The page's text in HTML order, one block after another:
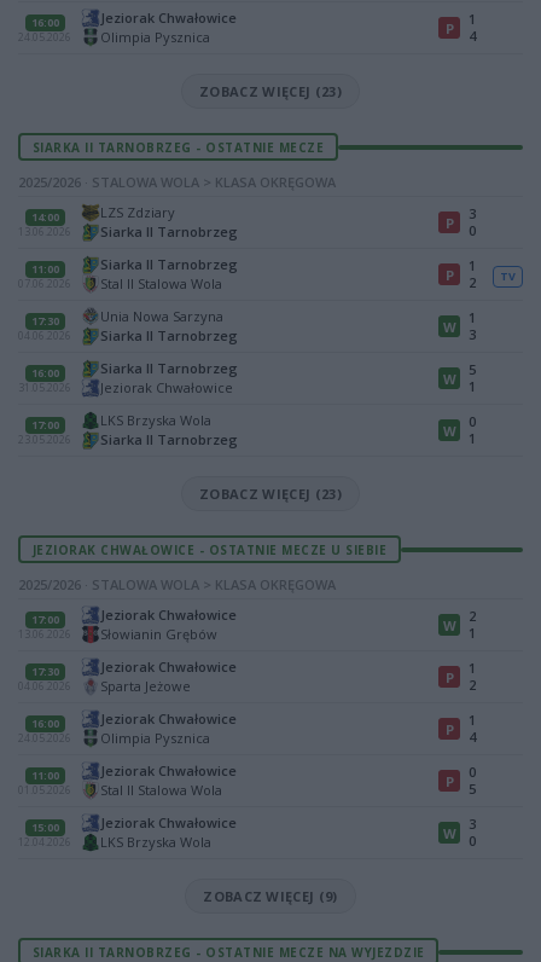
16:00
24.05.2026
Jeziorak Chwałowice
Olimpia Pysznica
P
1
4
ZOBACZ WIĘCEJ (23)
SIARKA II TARNOBRZEG - OSTATNIE MECZE
2025/2026 · STALOWA WOLA > KLASA OKRĘGOWA
14:00
13.06.2026
LZS Zdziary
Siarka II Tarnobrzeg
P
3
0
11:00
07.06.2026
Siarka II Tarnobrzeg
Stal II Stalowa Wola
P
1
2
TV
17:30
04.06.2026
Unia Nowa Sarzyna
Siarka II Tarnobrzeg
W
1
3
16:00
31.05.2026
Siarka II Tarnobrzeg
Jeziorak Chwałowice
W
5
1
17:00
23.05.2026
LKS Brzyska Wola
Siarka II Tarnobrzeg
W
0
1
ZOBACZ WIĘCEJ (23)
JEZIORAK CHWAŁOWICE - OSTATNIE MECZE U SIEBIE
2025/2026 · STALOWA WOLA > KLASA OKRĘGOWA
17:00
13.06.2026
Jeziorak Chwałowice
Słowianin Grębów
W
2
1
17:30
04.06.2026
Jeziorak Chwałowice
Sparta Jeżowe
P
1
2
16:00
24.05.2026
Jeziorak Chwałowice
Olimpia Pysznica
P
1
4
11:00
01.05.2026
Jeziorak Chwałowice
Stal II Stalowa Wola
P
0
5
15:00
12.04.2026
Jeziorak Chwałowice
LKS Brzyska Wola
W
3
0
ZOBACZ WIĘCEJ (9)
SIARKA II TARNOBRZEG - OSTATNIE MECZE NA WYJEZDZIE